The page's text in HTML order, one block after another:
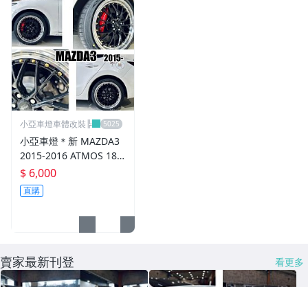
原廠型霧燈.晶鑽及燻黑霧燈.
各車系LED後保桿下霧燈
專用型魚眼霧燈.光圈魚眼霧燈
BMW光圈燈泡.CCFL光圈
LED第三剎車燈.LED燈泡
各車系專用DRL日行燈
車身標誌MARK.車身飾條
前後保桿.前後下巴.側裙.尾翼
內.外把手.後視鏡.LED後視鏡
小亞車燈車體改裝╠
小亞車燈＊新 MAZDA3
2015-2016 ATMOS 18
吋 鋁圈 輪框 18*8.5 5/1
08 ET40 5孔108 銀黑車
邊 鉚釘款
$ 6,000
直購
賣家最新刊登 看更多